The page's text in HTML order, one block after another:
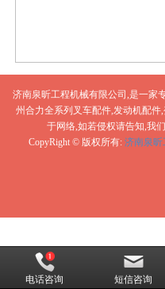
济南泉昕工程机械有限公司,是一家
州合力全系列叉车配件,发动机配
于网络,如若侵权请告知,我
CopyRight © 版权所有: 济南泉昕
电话咨询 短信咨询